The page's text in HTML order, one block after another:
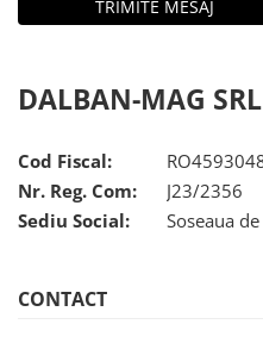
Pernute bebe
Scaune de masa bebe
DALBAN-MAG SRL
Cod Fiscal:
Nr. Reg. Com:
J23/2356
Sediu Social:
Soseaua
CONTACT